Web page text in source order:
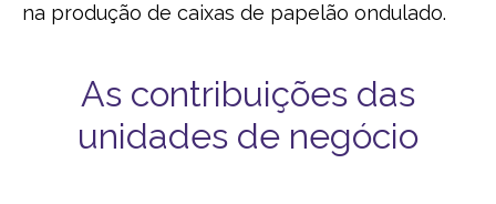
na produção de caixas de papelão ondulado.
As contribuições das
unidades de negócio